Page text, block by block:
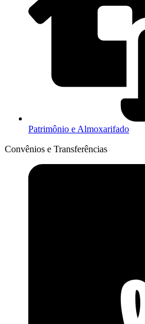
Patrimônio e Almoxarifado
Convênios e Transferências